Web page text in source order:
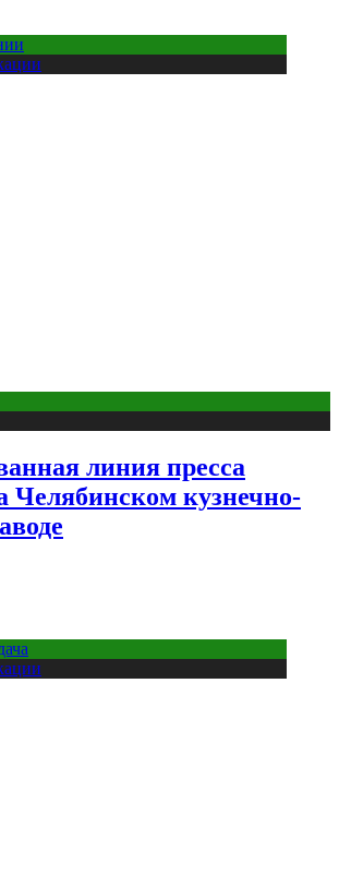
линия пресса
Челябинском кузнечно-